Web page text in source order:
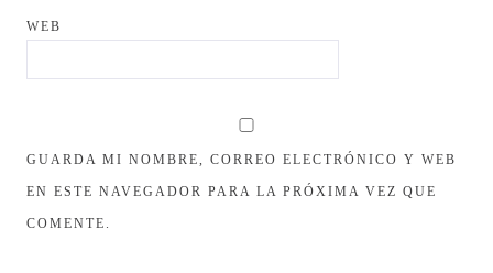
WEB
GUARDA MI NOMBRE, CORREO ELECTRÓNICO Y WEB
EN ESTE NAVEGADOR PARA LA PRÓXIMA VEZ QUE
COMENTE.